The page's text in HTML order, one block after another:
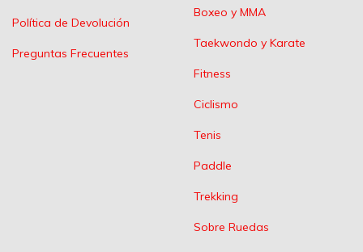
Política de Devolución
Preguntas Frecuentes
Boxeo y MMA
Taekwondo y Karate
Fitness
Ciclismo
Tenis
Paddle
Trekking
Sobre Ruedas